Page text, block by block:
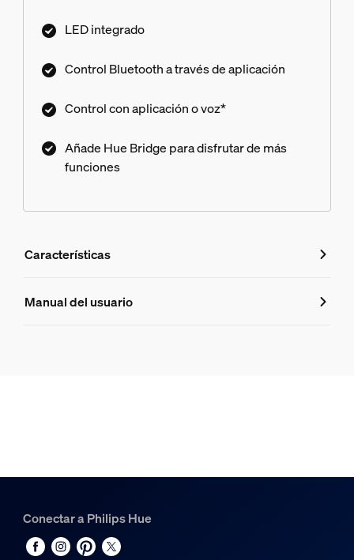
LED integrado
Control Bluetooth a través de aplicación
Control con aplicación o voz*
Añade Hue Bridge para disfrutar de más
funciones
Características
Características
Material
Duración
Manual del usuario
Conectar a Philips Hue